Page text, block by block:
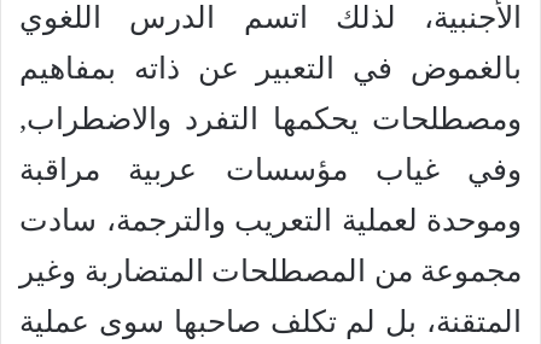
الأجنبية، لذلك اتسم الدرس اللغوي
بالغموض في التعبير عن ذاته بمفاهيم
ومصطلحات يحكمها التفرد والاضطراب,
وفي غياب مؤسسات عربية مراقبة
وموحدة لعملية التعريب والترجمة، سادت
مجموعة من المصطلحات المتضاربة وغير
المتقنة، بل لم تكلف صاحبها سوى عملية